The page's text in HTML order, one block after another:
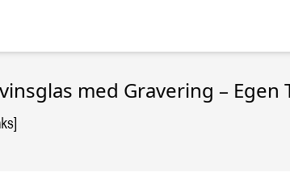
med Gravering – Egen